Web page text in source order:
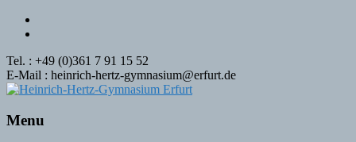
Tel. : +49 (0)361 7 91 15 52
E-Mail : heinrich-hertz-gymnasium@erfurt.de
Menu